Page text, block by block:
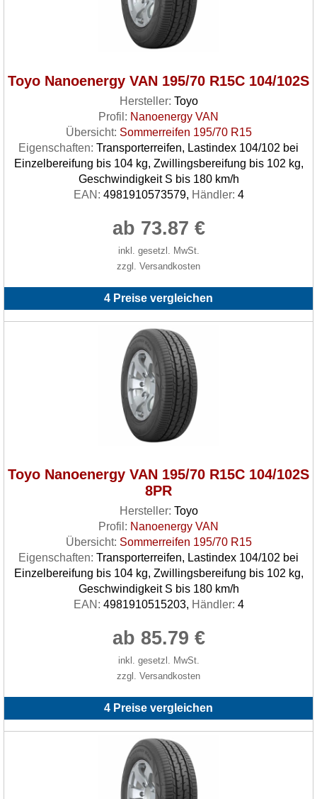
Toyo Nanoenergy VAN 195/70 R15C 104/102S
Hersteller: Toyo
Profil: Nanoenergy VAN
Übersicht: Sommerreifen 195/70 R15
Eigenschaften: Transporterreifen, Lastindex 104/102 bei
Einzelbereifung bis 104 kg, Zwillingsbereifung bis 102 kg,
Geschwindigkeit S bis 180 km/h
EAN: 4981910573579, Händler: 4
ab 73.87 €
inkl. gesetzl. MwSt.
zzgl. Versandkosten
4 Preise vergleichen
Toyo Nanoenergy VAN 195/70 R15C 104/102S
8PR
Hersteller: Toyo
Profil: Nanoenergy VAN
Übersicht: Sommerreifen 195/70 R15
Eigenschaften: Transporterreifen, Lastindex 104/102 bei
Einzelbereifung bis 104 kg, Zwillingsbereifung bis 102 kg,
Geschwindigkeit S bis 180 km/h
EAN: 4981910515203, Händler: 4
ab 85.79 €
inkl. gesetzl. MwSt.
zzgl. Versandkosten
4 Preise vergleichen